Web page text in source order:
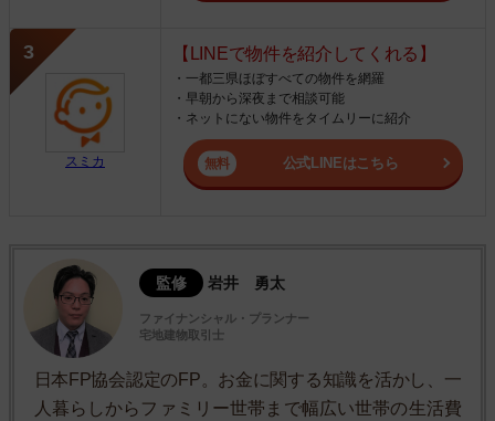
スミカ
【LINEで物件を紹介してくれる】
・一都三県ほぼすべての物件を網羅
・早朝から深夜まで相談可能
・ネットにない物件をタイムリーに紹介
公式LINEはこちら
監修 岩井 勇太
ファイナンシャル・プランナー
宅地建物取引士
日本FP協会認定のFP。お金に関する知識を活かし、一
人暮らしからファミリー世帯まで幅広い世帯の生活費